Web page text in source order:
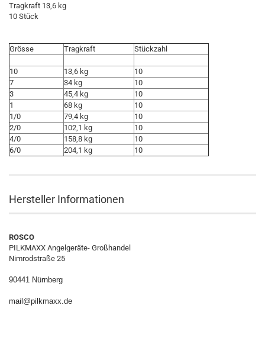
Tragkraft 13,6 kg
10 Stück
Grösse Tragkraft Stückzahl
10 13,6 kg
10
7
34 kg
10
3
45,4 kg
10
1
68 kg
10
1/0
79,4 kg
10
2/0
102,1 kg
10
4/0
158,8 kg
10
6/0
204,1 kg 10
Hersteller Informationen
ROSCO
PILKMAXX Angelgeräte- Großhandel
Nimrodstraße 25
90441 Nürnberg
mail@pilkmaxx.de